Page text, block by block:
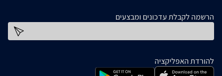
הרשמה לקבלת עדכונים ומבצעים
להורדת האפליקציה